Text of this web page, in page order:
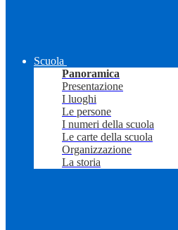
Scuola
Panoramica
Presentazione
I luoghi
Le persone
I numeri della scuola
Le carte della scuola
Organizzazione
La storia